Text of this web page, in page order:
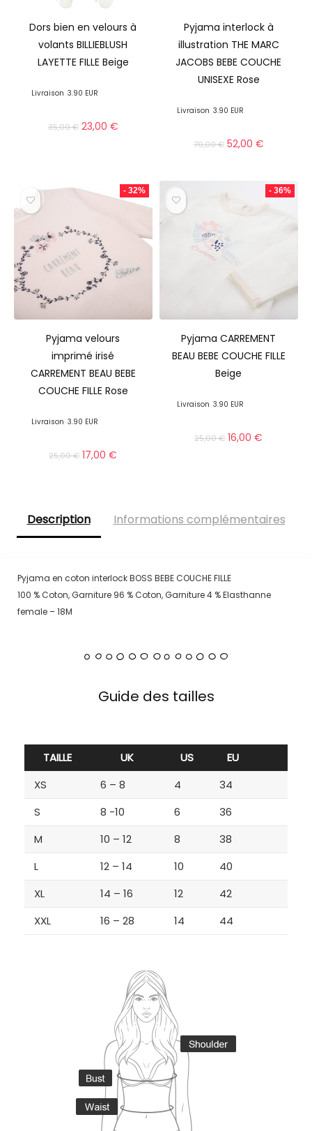
Dors bien en velours à
volants BILLIEBLUSH
LAYETTE FILLE Beige
Livraison 3.90 EUR
35,00€ 23,00 €
Pyjama interlock à
illustration THE MARC
JACOBS BEBE COUCHE
UNISEXE Rose
Livraison 3.90 EUR
79,00€ 52,00 €
- 32%
Pyjama velours
imprimé irisé
CARREMENT BEAU BEBE
COUCHE FILLE Rose
Livraison 3.90 EUR
25,00€ 17,00€
- 36%
Pyjama CARREMENT
BEAU BEBE COUCHE FILLE
Beige
Livraison 3.90 EUR
25,00€ 16,00€
Description Informations complémentaires
Pyjama en coton interlock BOSS BEBE COUCHE FILLE
100 % Coton, Garniture 96 % Coton, Garniture 4 % Elasthanne
female – 18M
Guide des tailles
TAILLE UK US
EU
XS
6 – 8 4
34
S
8 -10 6
36
M
10 – 12 8
38
L
12 – 14 10
40
XL
14 – 16 12
42
XXL
16 – 28 14 44